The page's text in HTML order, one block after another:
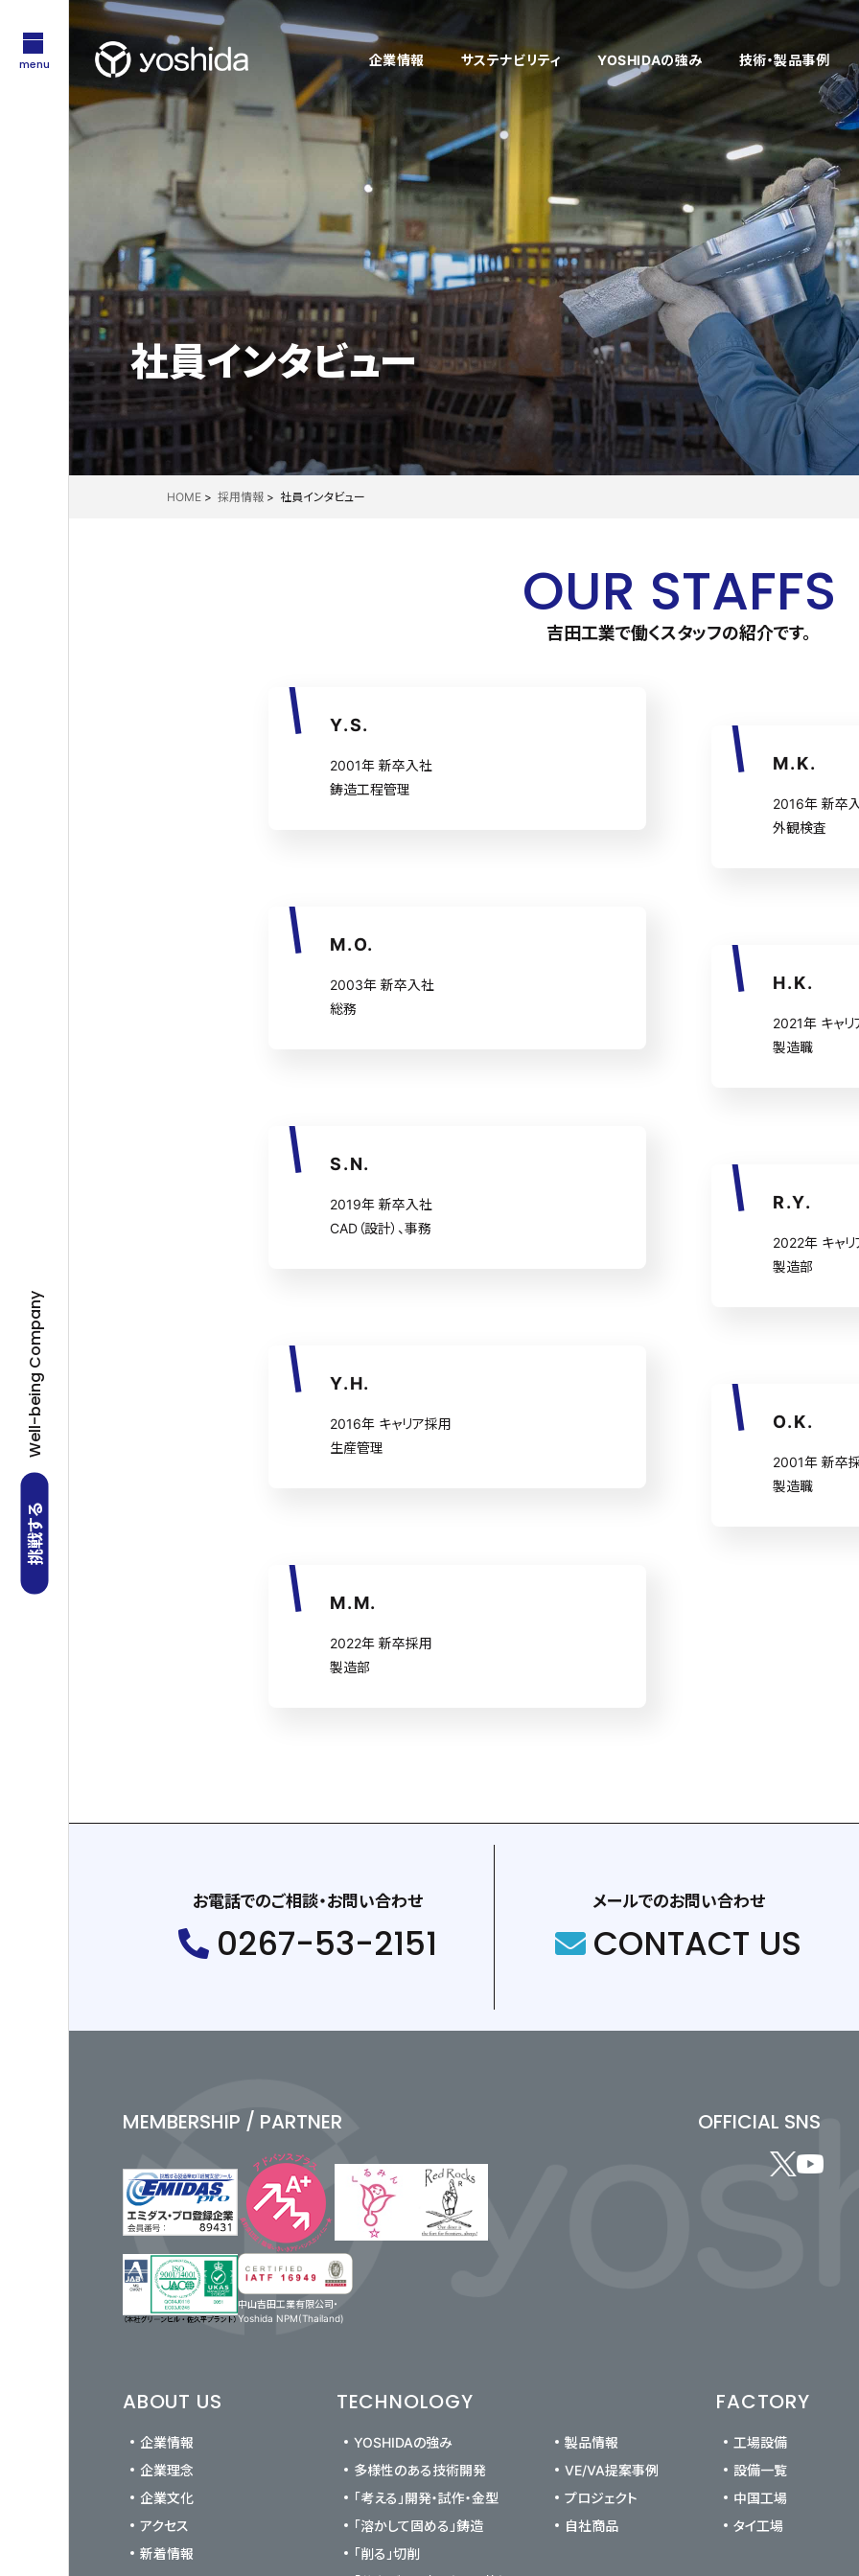
企業情報
企業情報
About Us
企業情報
企業文化
新着情報 工場設備
サステナビリティ
サステナビリティ
YOSHIDAの強み
YOSHIDAの強み
Feature
多様性のある技術開発 「考える」開発・
「削る」切削 「仕上げる」表面
中国工場 タイ工場
技術・製品事例
技術・製品情報
Technology
VE/VA提案
自社商品
採用情報
Recruit
採用情報
社員インタ
採用お問い合わせフォーム
社員インタビュー
HOME> 採用情報> 社員インタビュー
吉田工業で働くスタッフの紹介です。
OUR STAFFS
Y.S.
2001年 新卒入社
鋳造工程管理
M.K.
2016年 新卒
外観検査
M.O.
2003年 新卒入社
総務
H.K.
2021年 キャ
製造職
S.N.
2019年 新卒入社
CAD（設計）、事務
R.Y.
2022年 キャ
製造部
Y.H.
2016年 キャリア採用
生産管理
O.K.
2001年 新卒
製造職
M.M.
2022年 新卒採用
製造部
お電話でのご相談・お問い合わせ
0267-53-2151
メールでのお問い合わせ
CONTACT US
MEMBERSHIP / PARTNER
中山吉田工業有限公司・
Yoshida NPM(Thailand)
OFFICIAL SNS
ABOUT US
企業情報
企業理念
企業文化
アクセス
新着情報
TECHNOLOGY
YOSHIDAの強み
多様性のある技術開発
「考える」開発・試作・金型
「溶かして固める」鋳造
「削る」切削
製品情報
VE/VA提案事例
プロジェクト
自社商品
FACTORY
工場設備
設備一覧
中国工場
タイ工場
menu
挑戦する
Well-being Company